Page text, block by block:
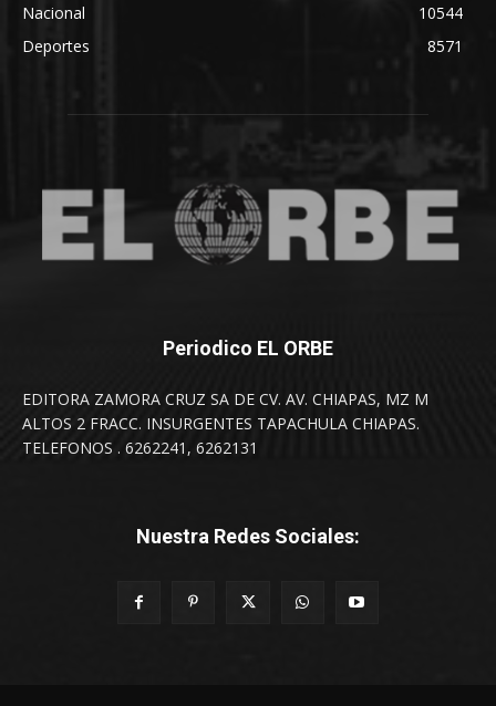
Nacional
10544
Deportes
8571
Periodico EL ORBE
EDITORA ZAMORA CRUZ SA DE CV. AV. CHIAPAS, MZ M
ALTOS 2 FRACC. INSURGENTES TAPACHULA CHIAPAS.
TELEFONOS . 6262241, 6262131
Nuestra Redes Sociales: